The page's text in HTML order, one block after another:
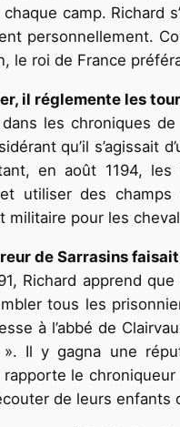
camp. Richard
personnellement.
le roi de France
il réglemente les
les chroniques
qu’il s’agissait
en août 1194,
utiliser des
militaire pour les
de Sarrasins
Richard apprend
tous les
à l’abbé de
Il y gagna une
le chroniqueur
de leurs enfants